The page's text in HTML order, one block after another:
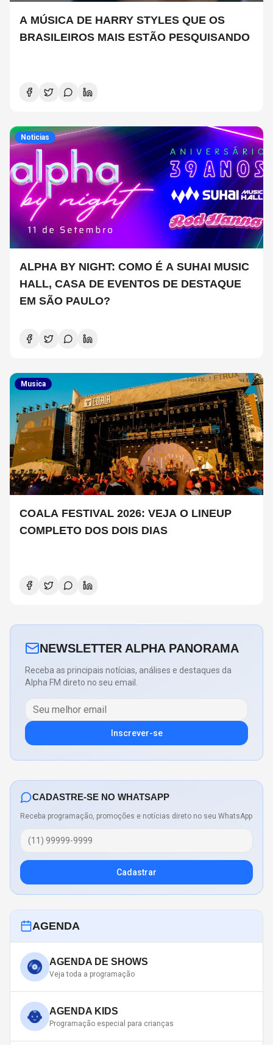
A MÚSICA DE HARRY STYLES QUE OS
BRASILEIROS MAIS ESTÃO PESQUISANDO
Noticias
ALPHA BY NIGHT: COMO É A SUHAI MUSIC
HALL, CASA DE EVENTOS DE DESTAQUE
EM SÃO PAULO?
Musica
COALA FESTIVAL 2026: VEJA O LINEUP
COMPLETO DOS DOIS DIAS
NEWSLETTER ALPHA PANORAMA
Receba as principais notícias, análises e destaques da
Alpha FM direto no seu email.
Inscrever-se
CADASTRE-SE NO WHATSAPP
Receba programação, promoções e notícias direto no seu WhatsApp
Cadastrar
AGENDA
AGENDA DE SHOWS
Veja toda a programação
AGENDA KIDS
Programação especial para crianças